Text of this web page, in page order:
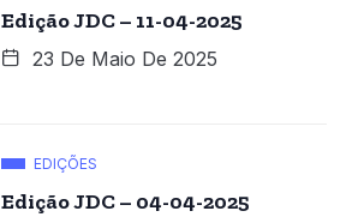
Edição JDC – 11-04-2025
23 De Maio De 2025
EDIÇÕES
Edição JDC – 04-04-2025